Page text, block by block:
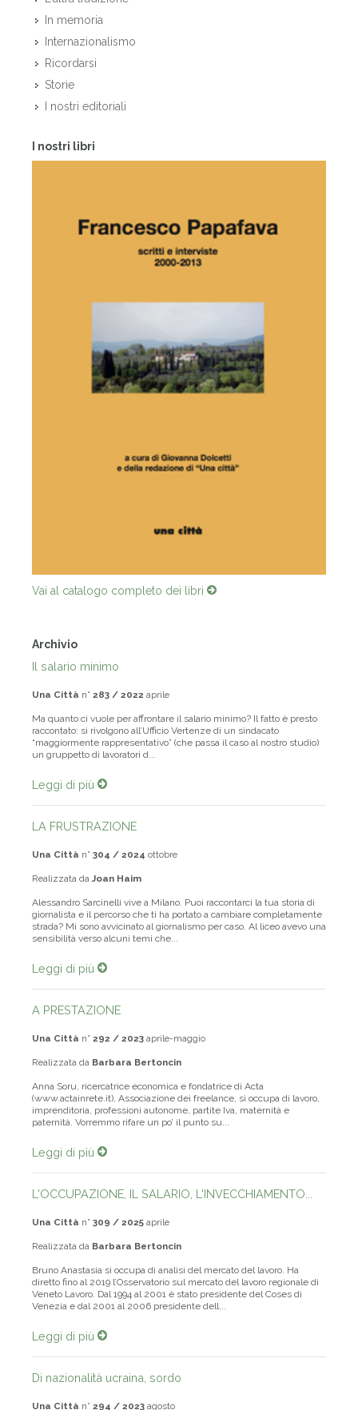
In memoria
Internazionalismo
Ricordarsi
Storie
I nostri editoriali
I nostri libri
Vai al catalogo completo dei libri
Archivio
Il salario minimo
Una Città n° 283 / 2022 aprile
Ma quanto ci vuole per affrontare il salario minimo? Il fatto è presto
raccontato: si rivolgono all’Ufficio Vertenze di un sindacato
“maggiormente rappresentativo” (che passa il caso al nostro studio)
un gruppetto di lavoratori d...
Leggi di più
LA FRUSTRAZIONE
Una Città n° 304 / 2024 ottobre
Realizzata da Joan Haim
Alessandro Sarcinelli vive a Milano. Puoi raccontarci la tua storia di
giornalista e il percorso che ti ha portato a cambiare completamente
strada? Mi sono avvicinato al giornalismo per caso. Al liceo avevo una
sensibilità verso alcuni temi che...
Leggi di più
A PRESTAZIONE
Una Città n° 292 / 2023 aprile-maggio
Realizzata da Barbara Bertoncin
Anna Soru, ricercatrice economica e fondatrice di Acta
(www.actainrete.it), Associazione dei freelance, si occupa di lavoro,
imprenditoria, professioni autonome, partite Iva, maternità e
paternità. Vorremmo rifare un po’ il punto su...
Leggi di più
L'OCCUPAZIONE, IL SALARIO, L'INVECCHIAMENTO...
Una Città n° 309 / 2025 aprile
Realizzata da Barbara Bertoncin
Bruno Anastasia si occupa di analisi del mercato del lavoro. Ha
diretto fino al 2019 l’Osservatorio sul mercato del lavoro regionale di
Veneto Lavoro. Dal 1994 al 2001 è stato presidente del Coses di
Venezia e dal 2001 al 2006 presidente dell...
Leggi di più
Di nazionalità ucraina, sordo
Una Città n° 294 / 2023 agosto